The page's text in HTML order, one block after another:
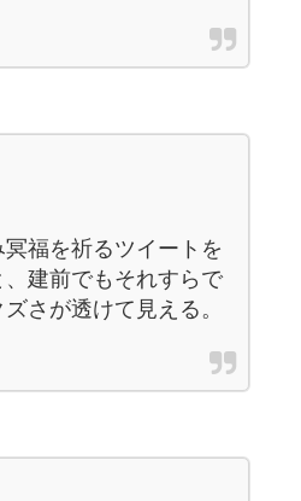
福を祈るツイートを
建前でもそれすらで
さが透けて見える。